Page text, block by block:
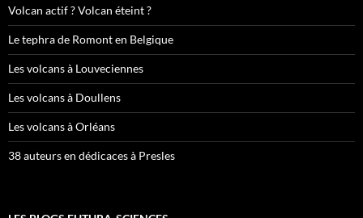
Volcan actif ? Volcan éteint ?
Le tephra de Romont en Belgique
Les volcans à Louveciennes
Les volcans à Doullens
Les volcans à Orléans
38 auteurs en dédicaces à Presles